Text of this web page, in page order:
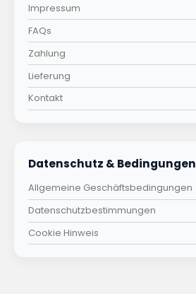
Impressum
FAQs
Zahlung
Lieferung
Kontakt
Datenschutz & Bedingungen
Allgemeine Geschäftsbedingungen
Datenschutzbestimmungen
Cookie Hinweis